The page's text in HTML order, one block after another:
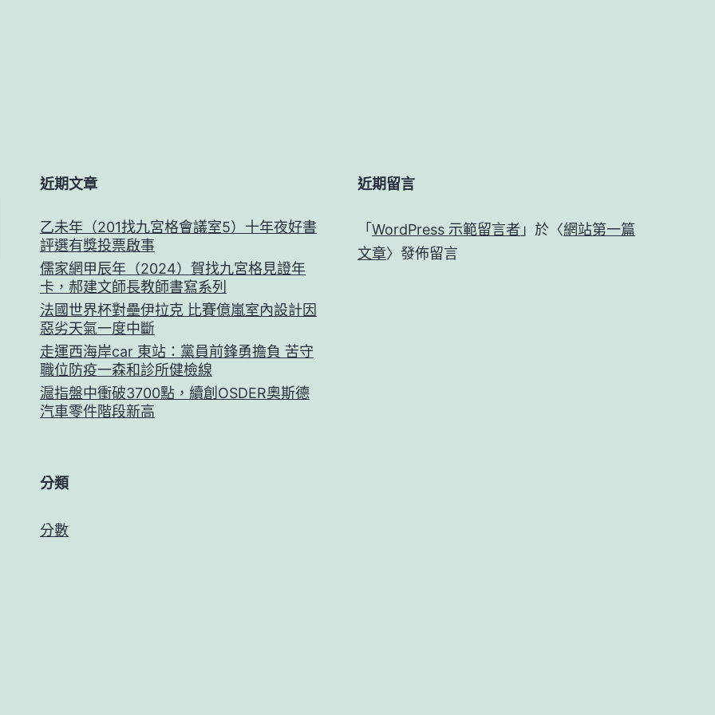
近期文章
乙未年（201找九宮格會議室5）十年夜好書
評選有獎投票啟事
儒家網甲辰年（2024）賀找九宮格見證年
卡，郝建文師長教師書寫系列
法國世界杯對壘伊拉克 比賽億嵐室內設計因
惡劣天氣一度中斷
走運西海岸car 東站：黨員前鋒勇擔負 苦守
職位防疫一森和診所健檢線
滬指盤中衝破3700點，續創OSDER奧斯德
汽車零件階段新高
近期留言
「 WordPress 示範留言者 」於〈網站第一篇
文章〉發佈留言
分類
分數